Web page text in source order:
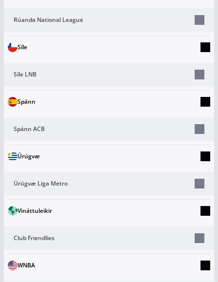
Rúanda National League
Síle
Síle LNB
Spánn
Spánn ACB
Úrúgvæ
Úrúgvæ Liga Metro
Vináttuleikir
Club Friendlies
WNBA